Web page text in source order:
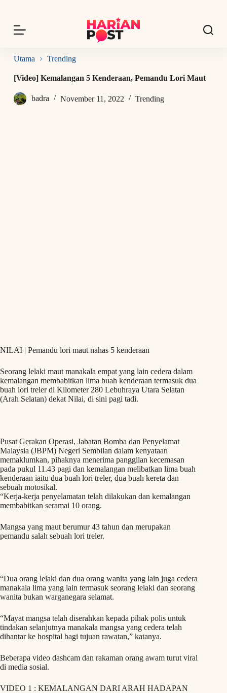
p
oUtama Trending
[Video] Kemalangan 5 Kenderaan, Pemandu Lori Maut
badra November 11, 2022 Trending
NILAI | Pemandu lori maut nahas 5 kenderaan
Seorang lelaki maut manakala empat yang lain cedera dalam
kemalangan membabitkan lima buah kenderaan termasuk dua
buah lori treler di Kilometer 280 Lebuhraya Utara Selatan
(Arah Selatan) dekat Nilai, di sini pagi tadi.
Pusat Gerakan Operasi, Jabatan Bomba dan Penyelamat
Malaysia (JBPM) Negeri Sembilan dalam kenyataan
memaklumkan, pihaknya menerima panggilan kecemasan
pada pukul 11.43 pagi dan kemalangan melibatkan lima buah
kenderaan iaitu dua buah lori treler, dua buah kereta dan
sebuah motosikal.
“Kerja-kerja penyelamatan telah dilakukan dan kemalangan
membabitkan seramai 10 orang.
Mangsa yang maut berumur 43 tahun dan merupakan
pemandu salah sebuah lori treler.
“Dua orang lelaki dan dua orang wanita yang lain juga cedera
manakala lima yang lain termasuk seorang lelaki dan seorang
wanita bukan warganegara selamat.
“Mayat mangsa telah diserahkan kepada pihak polis untuk
tindakan selanjutnya manakala mangsa yang cedera telah
dihantar ke hospital bagi tujuan rawatan,” katanya.
Beberapa video dashcam dan rakaman orang awam turut viral
di media sosial.
VIDEO 1 : KEMALANGAN DARI ARAH HADAPAN